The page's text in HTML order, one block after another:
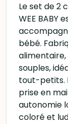
Le set de 2
WEE BABY
bébé.
souples,
tout-petits.
prise en
autonomie
coloré et